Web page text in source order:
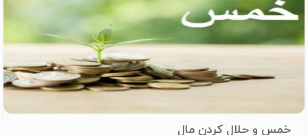
خمس و حلال کردن مال